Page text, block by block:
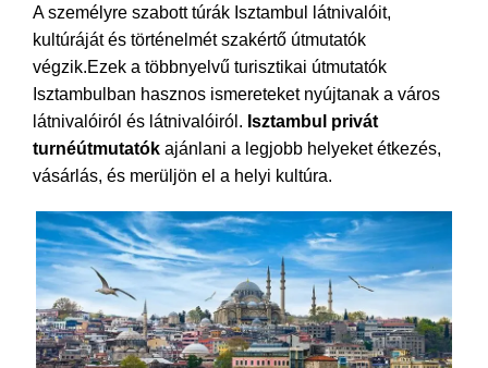
A személyre szabott túrák Isztambul látnivalóit,
kultúráját és történelmét szakértő útmutatók
végzik.Ezek a többnyelvű turisztikai útmutatók
Isztambulban hasznos ismereteket nyújtanak a város
látnivalóiról és látnivalóiról. Isztambul privát
turnéútmutatók ajánlani a legjobb helyeket étkezés,
vásárlás, és merüljön el a helyi kultúra.